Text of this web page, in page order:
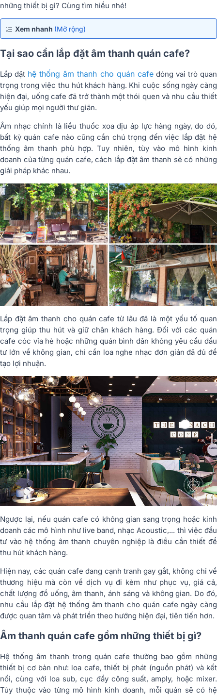
những thiết bị gì? Cùng tìm hiểu nhé!
Xem nhanh (Mở rộng)
Tại sao cần lắp đặt âm thanh quán cafe?
Lắp đặt hệ thống âm thanh cho quán cafeđóng vai trò quan
trọng trong việc thu hút khách hàng. Khi cuộc sống ngày càng
hiện đại, uống cafe đã trở thành một thói quen và nhu cầu thiết
yếu giúp mọi người thư giãn.
Âm nhạc chính là liều thuốc xoa dịu áp lực hàng ngày, do đó,
bất kỳ quán cafe nào cũng cần chú trọng đến việc lắp đặt hệ
thống âm thanh phù hợp. Tuy nhiên, tùy vào mô hình kinh
doanh của từng quán cafe, cách lắp đặt âm thanh sẽ có những
giải pháp khác nhau.
Lắp đặt âm thanh cho quán cafe từ lâu đã là một yếu tố quan
trọng giúp thu hút và giữ chân khách hàng. Đối với các quán
cafe cóc vỉa hè hoặc những quán bình dân không yêu cầu đầu
tư lớn về không gian, chỉ cần loa nghe nhạc đơn giản đã đủ để
tạo lợi nhuận.
Ngược lại, nếu quán cafe có không gian sang trọng hoặc kinh
doanh các mô hình như live band, nhạc Acoustic,... thì việc đầu
tư vào hệ thống âm thanh chuyên nghiệp là điều cần thiết để
thu hút khách hàng.
Hiện nay, các quán cafe đang cạnh tranh gay gắt, không chỉ về
thương hiệu mà còn về dịch vụ đi kèm như phục vụ, giá cả,
chất lượng đồ uống, âm thanh, ánh sáng và không gian. Do đó,
nhu cầu lắp đặt hệ thống âm thanh cho quán cafe ngày càng
được quan tâm và phát triển theo hướng hiện đại, tiên tiến hơn.
Âm thanh quán cafe gồm những thiết bị gì?
Hệ thống âm thanh trong quán cafe thường bao gồm những
thiết bị cơ bản như: loa cafe, thiết bị phát (nguồn phát) và kết
nối, cùng với loa sub, cục đẩy công suất, amply, hoặc mixer.
Tùy thuộc vào từng mô hình kinh doanh, mỗi quán sẽ có hệ